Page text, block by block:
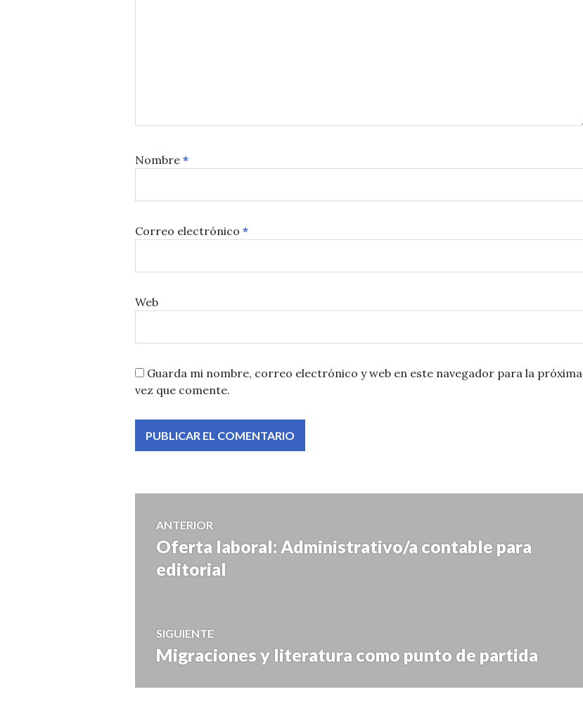
Nombre *
Correo electrónico *
Web
Guarda mi nombre, correo electrónico y web en este navegador para la próxima
vez que comente.
Navegación
de
ANTERIOR
Entrada
anterior:
Oferta laboral: Administrativo/a contable para
editorial
SIGUIENTE
Entrada
Migraciones y literatura como punto de partida